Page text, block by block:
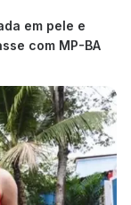
em pele e
com MP-BA